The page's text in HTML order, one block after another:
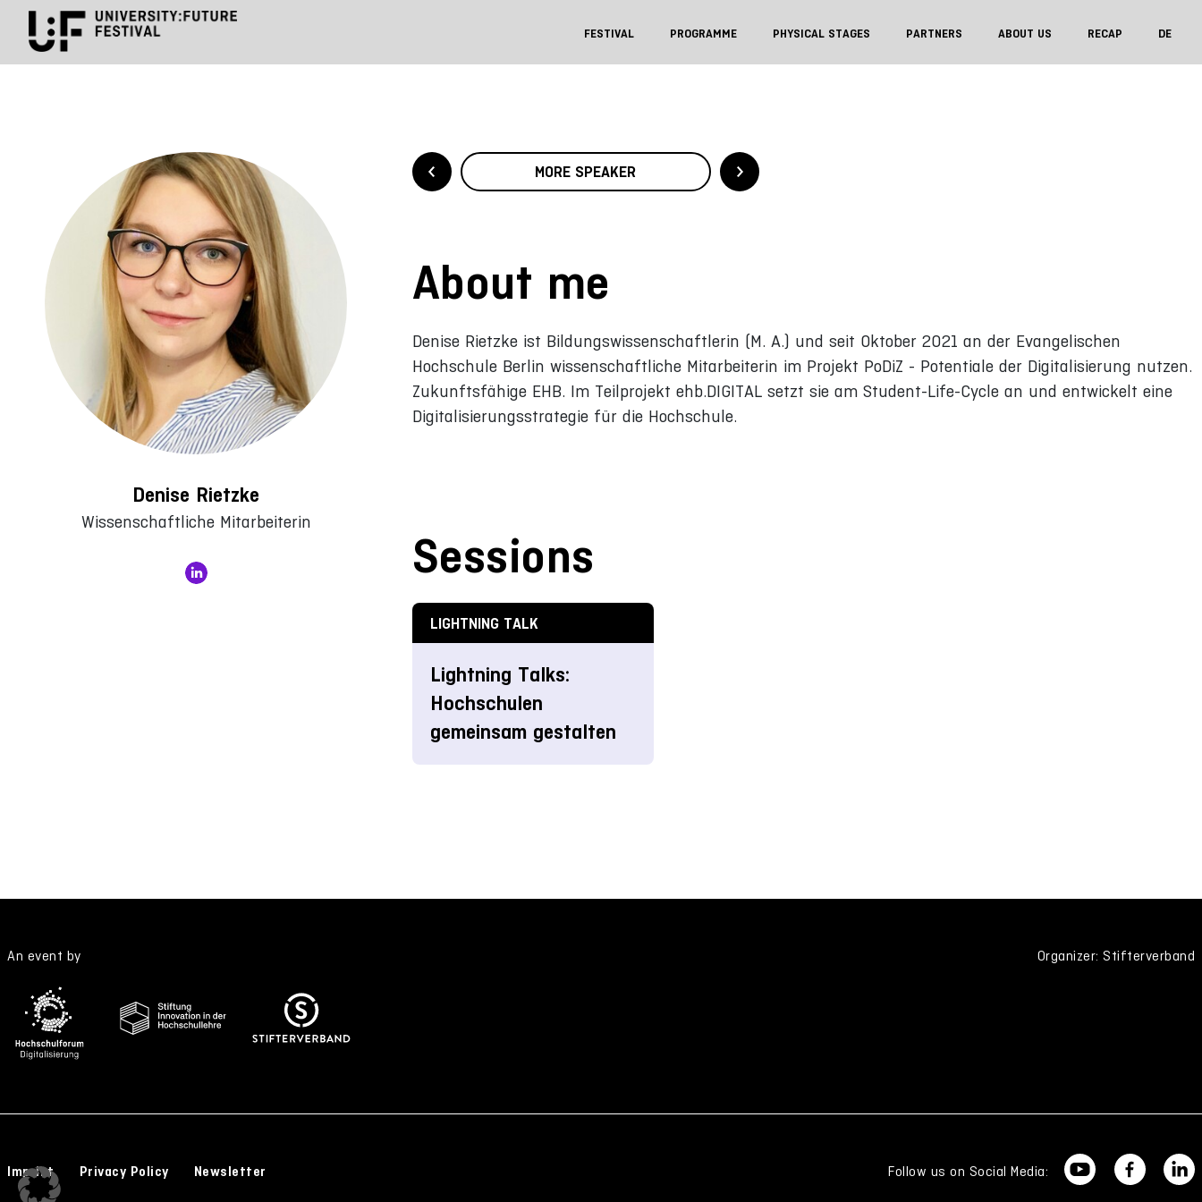
FESTIVAL PROGRAMME PHYSICAL STAGES PARTNERS ABOUT US RECAP DE
Denise Rietzke
Wissenschaftliche Mitarbeiterin
MORE SPEAKER
About me
Denise Rietzke ist Bildungswissenschaftlerin (M. A.) und seit Oktober 2021 an der Evangelischen
Hochschule Berlin wissenschaftliche Mitarbeiterin im Projekt PoDiZ - Potentiale der Digitalisierung nutzen.
Zukunftsfähige EHB. Im Teilprojekt ehb.DIGITAL setzt sie am Student-Life-Cycle an und entwickelt eine
Digitalisierungsstrategie für die Hochschule.
Sessions
LIGHTNING TALK
Lightning Talks:
Hochschulen
gemeinsam gestalten
An event by Organizer: Stifterverband
Imprint Privacy Policy Newsletter Follow us on Social Media: